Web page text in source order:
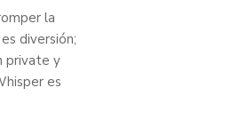
la
diversión;
private y
es